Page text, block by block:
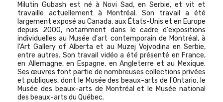
Milutin Gubash est né à Novi Sad, en Serbie, et vit et
travaille actuellement à Montréal. Son travail a été
largement exposé au Canada, aux États-Unis et en Europe
depuis 2000, notamment dans le cadre d'expositions
individuelles au Musée d'art contemporain de Montréal, à
l'Art Gallery of Alberta et au Muzej Vojvodina en Serbie,
entre autres. Son travail vidéo a été présenté en France,
en Allemagne, en Espagne, en Angleterre et au Mexique.
Ses œuvres font partie de nombreuses collections privées
et publiques, dont le Musée des beaux-arts de l'Ontario, le
Musée des beaux-arts de Montréal et le Musée national
des beaux-arts du Québec.